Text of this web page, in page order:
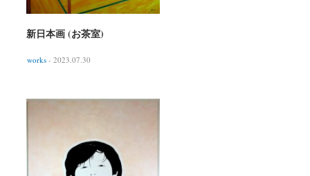
新日本画 (お茶室)
works - 2023.07.30